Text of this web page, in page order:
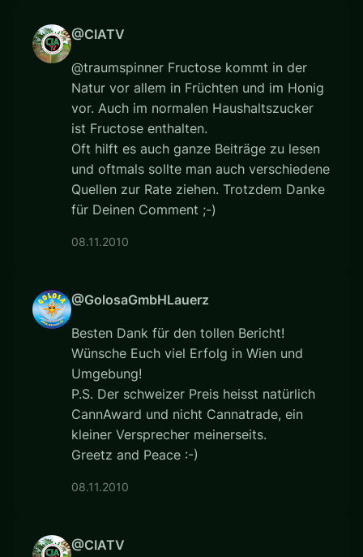
@CIATV
@traumspinner Fructose kommt in der
Natur vor allem in Früchten und im Honig
vor. Auch im normalen Haushaltszucker
ist Fructose enthalten.
Oft hilft es auch ganze Beiträge zu lesen
und oftmals sollte man auch verschiedene
Quellen zur Rate ziehen. Trotzdem Danke
für Deinen Comment ;-)
08.11.2010
@GolosaGmbHLauerz
Besten Dank für den tollen Bericht!
Wünsche Euch viel Erfolg in Wien und
Umgebung!
P.S. Der schweizer Preis heisst natürlich
CannAward und nicht Cannatrade, ein
kleiner Versprecher meinerseits.
Greetz and Peace :-)
08.11.2010
@CIATV